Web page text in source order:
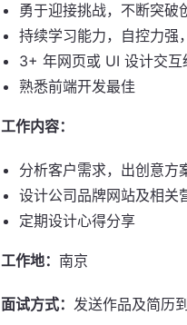
勇于迎接挑战，不断突破
持续学习能力，自控力强
3+ 年网页或 UI 设计交互
熟悉前端开发最佳
工作内容：
分析客户需求，出创意方
设计公司品牌网站及相关
定期设计心得分享
工作地： 南京
面试方式： 发送作品及简历到